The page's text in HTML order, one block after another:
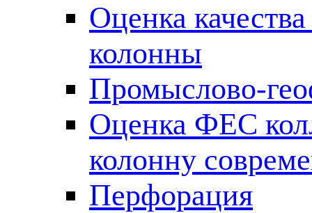
Оценка
колонны
Промыслово-
Оценка ФЕС
колонну
Перфорация